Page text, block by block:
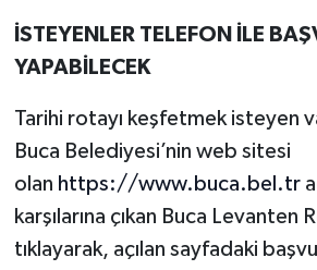
İSTEYENLER TELEFON İLE
YAPABİLECEK
Tarihi rotayı keşfetmek isteyen
Buca Belediyesi’nin web sitesi
olan https://www.buca.bel.tr
karşılarına çıkan Buca Levanten
tıklayarak, açılan sayfadaki